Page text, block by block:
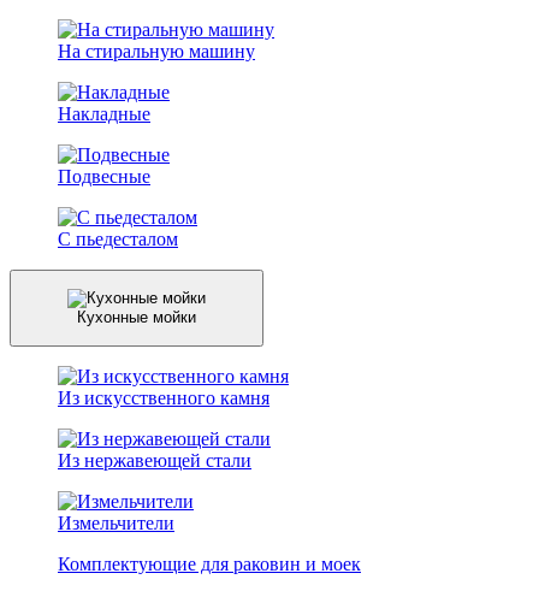
На стиральную машину
Накладные
Подвесные
С пьедесталом
Кухонные мойки
Из искусственного камня
Из нержавеющей стали
Измельчители
Комплектующие для раковин и моек